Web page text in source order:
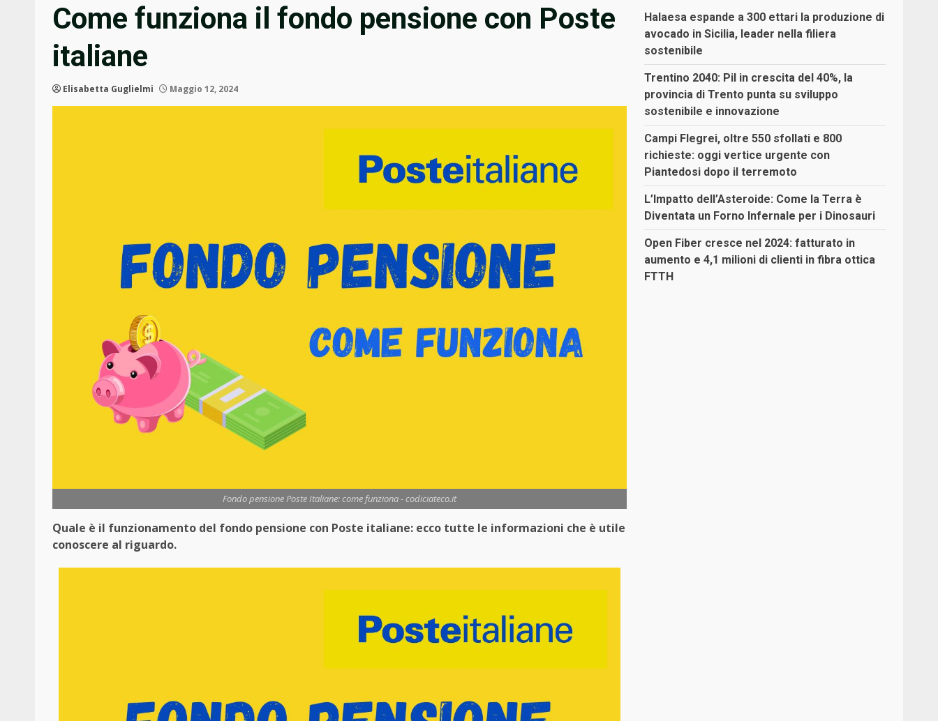
Come funziona il fondo pensione con Poste
italiane
Elisabetta Guglielmi Maggio 12, 2024
Fondo pensione Poste Italiane: come funziona - codiciateco.it
Quale è il funzionamento del fondo pensione con Poste italiane: ecco tutte le informazioni che è utile
conoscere al riguardo.
Halaesa espande a 300 ettari la produzione di
avocado in Sicilia, leader nella filiera
sostenibile
Trentino 2040: Pil in crescita del 40%, la
provincia di Trento punta su sviluppo
sostenibile e innovazione
Campi Flegrei, oltre 550 sfollati e 800
richieste: oggi vertice urgente con
Piantedosi dopo il terremoto
L’Impatto dell’Asteroide: Come la Terra è
Diventata un Forno Infernale per i Dinosauri
Open Fiber cresce nel 2024: fatturato in
aumento e 4,1 milioni di clienti in fibra ottica
FTTH